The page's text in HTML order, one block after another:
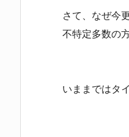
さて、なぜ今
不特定多数の
いままではタ